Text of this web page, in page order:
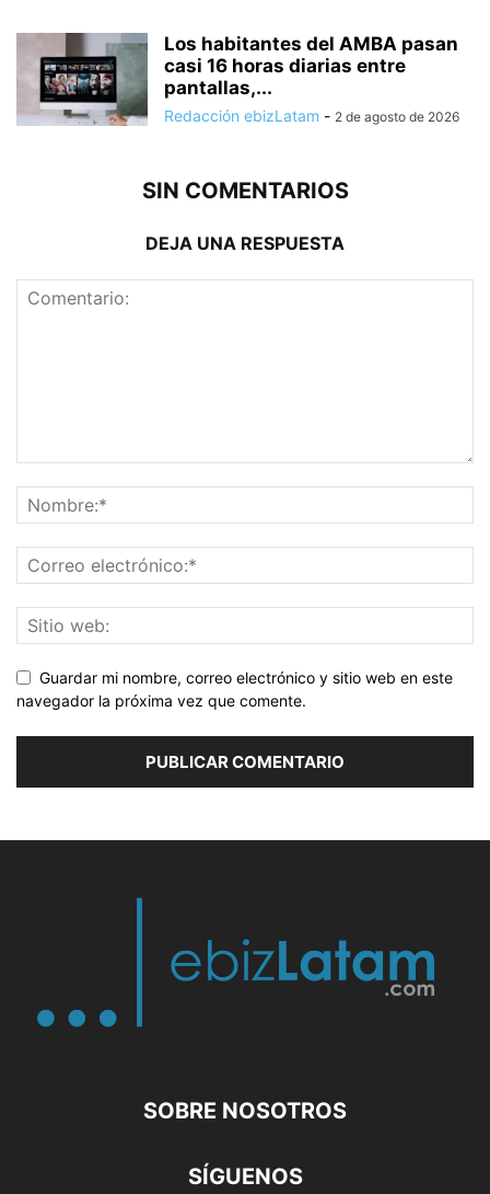
Los habitantes del AMBA pasan
casi 16 horas diarias entre
pantallas,...
Redacción ebizLatam - 2 de agosto de 2026
SIN COMENTARIOS
DEJA UNA RESPUESTA
Guardar mi nombre, correo electrónico y sitio web en este
navegador la próxima vez que comente.
SOBRE NOSOTROS
SÍGUENOS